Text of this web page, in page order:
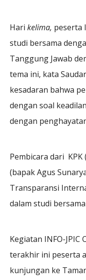
Hari kelima, peserta
studi bersama
Tanggung Jawab
tema ini, kata
kesadaran bahwa
dengan soal
dengan
Pembicara dari KPK
(bapak Agus
Transparansi
dalam studi
Kegiatan INFO-JPIC
terakhir ini peserta
kunjungan ke